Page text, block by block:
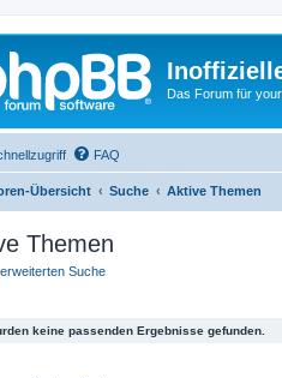
Das Forum für
FAQ
Übersicht Suche Aktive Themen
Themen
Suche
keine passenden Ergebnisse gefunden.